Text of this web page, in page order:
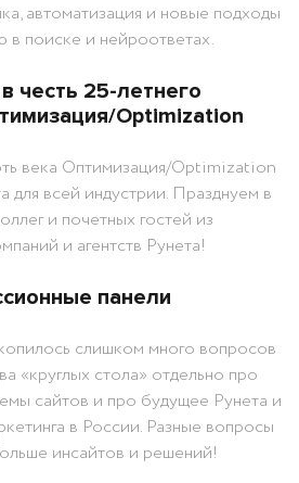
автоматизация и новые подходы
в поиске и нейроответах.
честь 25-летнего
Optimization
века Оптимизация/Optimization
для всей индустрии. Празднуем в
и почетных гостей из
и агентств Рунета!
панели
слишком много вопросов
«круглых стола» отдельно про
сайтов и про будущее Рунета и
в России. Разные вопросы
инсайтов и решений!